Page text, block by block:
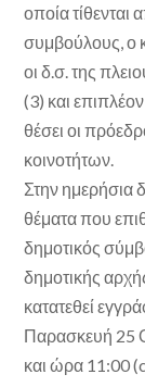
οποία τίθενται
συμβούλους, ο
οι δ.σ. της
(3) και
θέσει οι
κοινοτήτων.
Στην ημερήσια
θέματα που
δημοτικός
δημοτικής
κατατεθεί
Παρασκευή 25
και ώρα 11:00